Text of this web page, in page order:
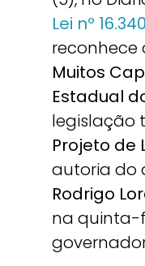
Lei nº
reconhece
Muitos
Estadual
legislação
Projeto de
autoria do
Rodrigo
na quinta-